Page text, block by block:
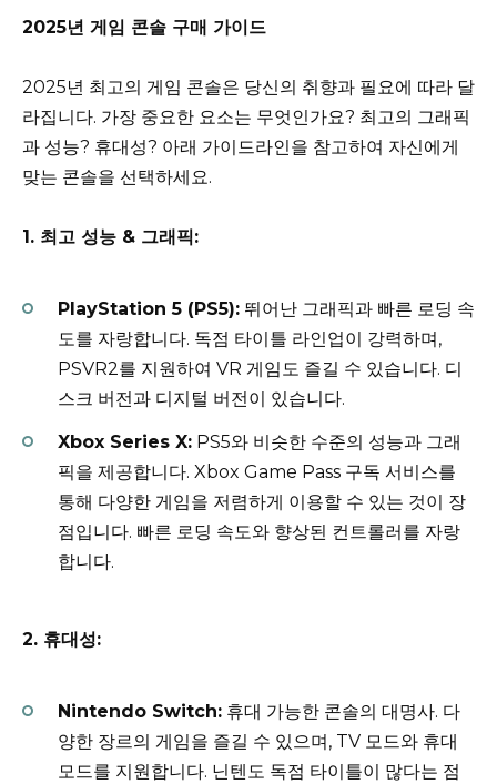
2025년 게임 콘솔 구매 가이드
2025년 최고의 게임 콘솔은 당신의 취향과 필요에 따라 달
라집니다. 가장 중요한 요소는 무엇인가요? 최고의 그래픽
과 성능? 휴대성? 아래 가이드라인을 참고하여 자신에게
맞는 콘솔을 선택하세요.
1. 최고 성능 & 그래픽:
PlayStation 5 (PS5): 뛰어난 그래픽과 빠른 로딩 속
도를 자랑합니다. 독점 타이틀 라인업이 강력하며,
PSVR2를 지원하여 VR 게임도 즐길 수 있습니다. 디
스크 버전과 디지털 버전이 있습니다.
Xbox Series X: PS5와 비슷한 수준의 성능과 그래
픽을 제공합니다. Xbox Game Pass 구독 서비스를
통해 다양한 게임을 저렴하게 이용할 수 있는 것이 장
점입니다. 빠른 로딩 속도와 향상된 컨트롤러를 자랑
합니다.
2. 휴대성:
Nintendo Switch: 휴대 가능한 콘솔의 대명사. 다
양한 장르의 게임을 즐길 수 있으며, TV 모드와 휴대
모드를 지원합니다. 닌텐도 독점 타이틀이 많다는 점